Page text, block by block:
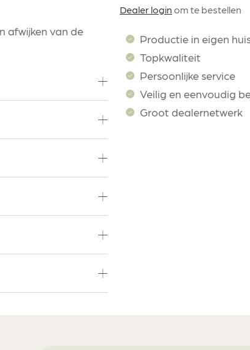
afwijken van de
Dealer login om te bestellen
Productie in eigen
Topkwaliteit
Persoonlijke service
Veilig en eenvoudig
Groot dealernetwerk